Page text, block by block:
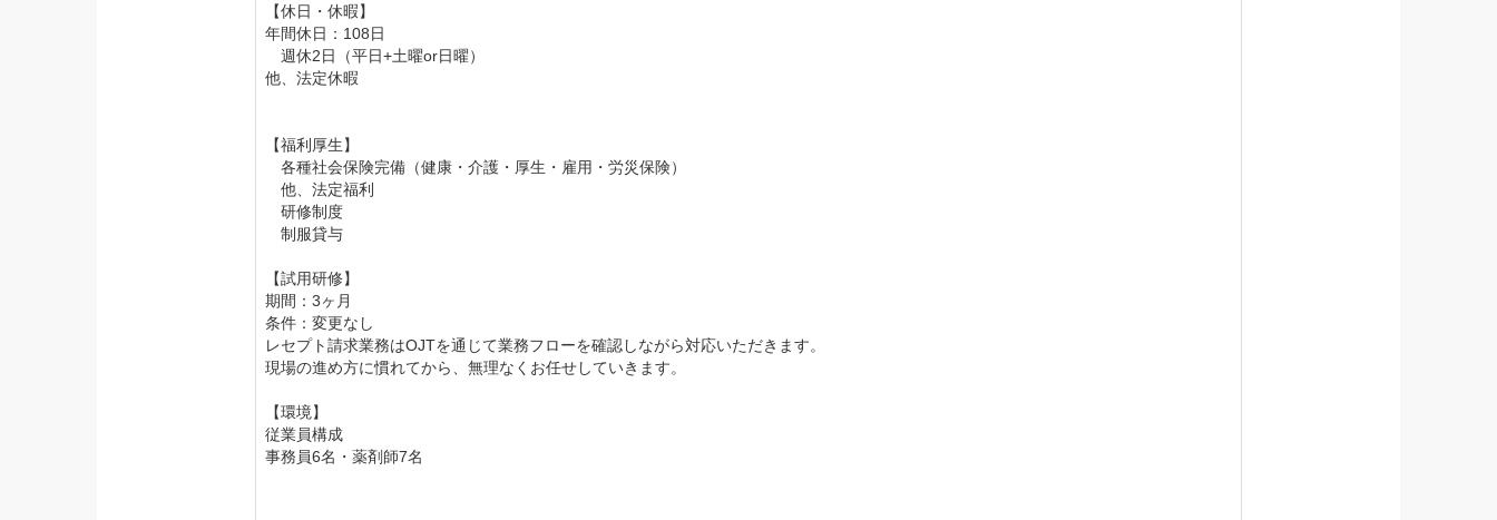
【休日・休暇】
年間休日：108日
週休2日（平日+土曜or日曜）
他、法定休暇
【福利厚生】
各種社会保険完備（健康・介護・厚生・雇用・労災保険）
他、法定福利
研修制度
制服貸与
【試用研修】
期間：3ヶ月
条件：変更なし
レセプト請求業務はOJTを通じて業務フローを確認しながら対応いただきます。
現場の進め方に慣れてから、無理なくお任せしていきます。
【環境】
従業員構成
事務員6名・薬剤師7名